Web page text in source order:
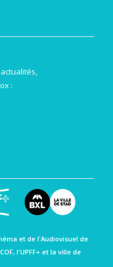
:
et de l'Audiovisuel de
l'UPFF+ et la ville de